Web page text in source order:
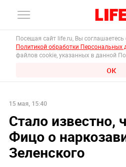
Посещая сайт life.ru, Вы
Политикой обработки Персональных
файлов cookie, указанных в данной
ОК
15 мая, 15:40
Стало известно,
Фицо о
Зеленского